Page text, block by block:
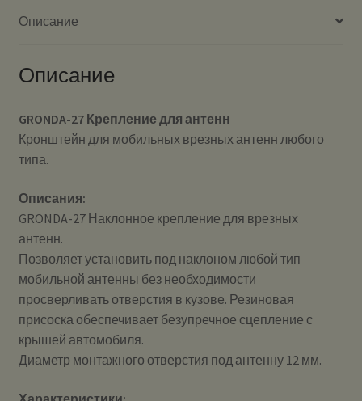
Описание
Описание
GRONDA-27 Крепление для антенн
Кронштейн для мобильных врезных антенн любого
типа.
Описания:
GRONDA-27 Наклонное крепление для врезных
антенн.
Позволяет установить под наклоном любой тип
мобильной антенны без необходимости
просверливать отверстия в кузове. Резиновая
присоска обеспечивает безупречное сцепление с
крышей автомобиля.
Диаметр монтажного отверстия под антенну 12 мм.